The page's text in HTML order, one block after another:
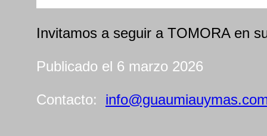
Invitamos a seguir a TOMORA en
Publicado el 6 marzo 2026
Contacto: